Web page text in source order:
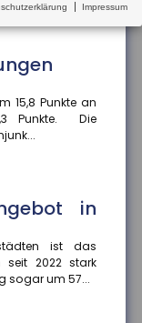
15,8 Punkte an
Punkte. Die
in
ist das
seit 2022 stark
sogar um 57...
Impressum
soll
automatischen
über digitale
auswe...
im Alter
pflegt,
?